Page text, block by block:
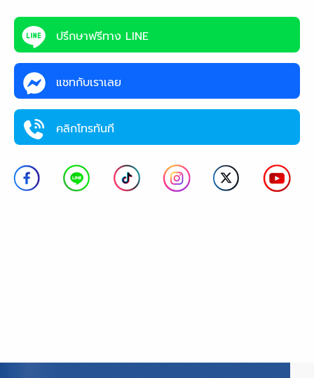
ปรึกษาฟรีทาง LINE
แชทกับเราเลย
คลิกโทรทันที